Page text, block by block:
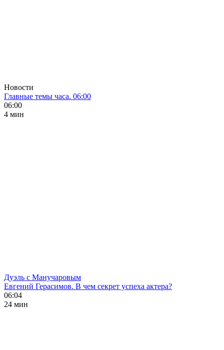
Новости
Главные темы часа. 06:00
06:00
4 мин
Дуэль с Манучаровым
Евгений Герасимов. В чем секрет успеха актера?
06:04
24 мин